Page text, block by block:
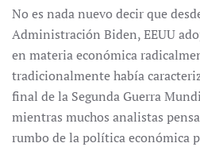
No es nada nuevo decir que
Administración Biden, EEUU
en materia económica
tradicionalmente había
final de la Segunda Guerra
mientras muchos analistas
rumbo de la política económica